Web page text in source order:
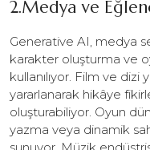
2.Medya ve
Generative AI, medya
karakter oluşturma ve
kullanılıyor. Film ve dizi
yararlanarak hikâye
oluşturabiliyor. Oyun
yazma veya dinamik